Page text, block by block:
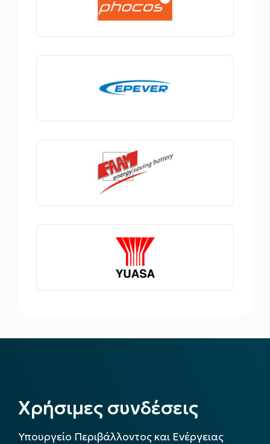
Χρήσιμες συνδέσεις
Υπουργείο Περιβάλλοντος και Ενέργειας